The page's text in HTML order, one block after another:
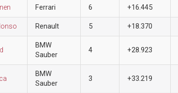
Ferrari 6 +16.445
Renault 5 +18.370
BMW
Sauber
4 +28.923
BMW
Sauber
3 +33.219